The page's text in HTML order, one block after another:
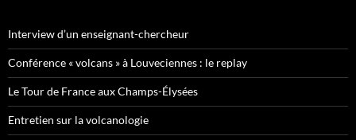
Interview d’un enseignant-chercheur
Conférence « volcans » à Louveciennes : le replay
Le Tour de France aux Champs-Élysées
Entretien sur la volcanologie